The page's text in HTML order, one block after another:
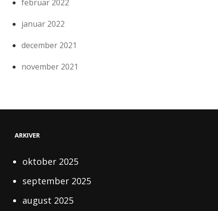
februar 2022
januar 2022
december 2021
november 2021
ARKIVER
oktober 2025
september 2025
august 2025